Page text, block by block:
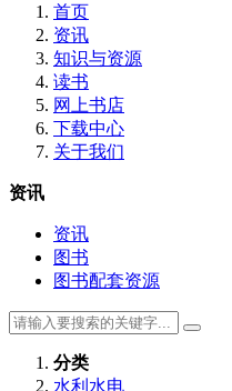
首页
资讯
知识与资源
读书
网上书店
下载中心
关于我们
资讯
资讯
图书
图书配套资源
分类
水利水电